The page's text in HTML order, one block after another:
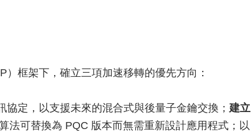
框架下，確立三項加速移轉的優先方向：
協定，以支援未來的混合式與後量子金鑰交換； 建立
法可替換為 PQC 版本而無需重新設計應用程式；以